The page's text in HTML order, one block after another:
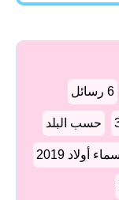
6 رسائل
حسب البلد
أولاد 2019